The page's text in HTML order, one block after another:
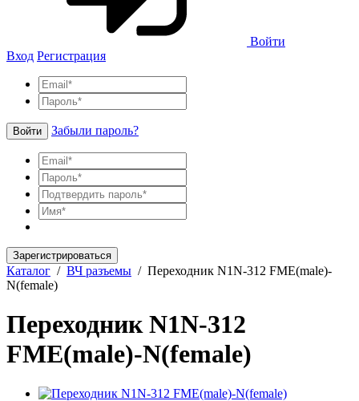
Войти
Вход Регистрация
Войти Забыли пароль?
Зарегистрироваться
Каталог / ВЧ разъемы / Переходник N1N-312 FME(male)-
N(female)
Переходник N1N-312
FME(male)-N(female)